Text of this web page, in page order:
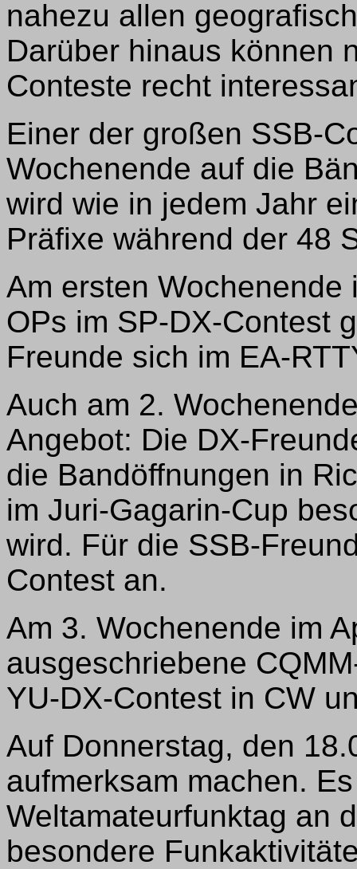
nahezu allen
Darüber hinaus können
Conteste recht
Einer der großen SSB-
Wochenende auf die
wird wie in jedem Jahr
Präfixe während der 48
Am ersten Wochenende
OPs im SP-DX-Contest
Freunde sich im EA-
Auch am 2.
Angebot: Die DX-
die Bandöffnungen in
im Juri-Gagarin-Cup
wird. Für die SSB-
Contest an.
Am 3. Wochenende im
ausgeschriebene
YU-DX-Contest in CW
Auf Donnerstag, den
aufmerksam machen.
Weltamateurfunktag an
besondere